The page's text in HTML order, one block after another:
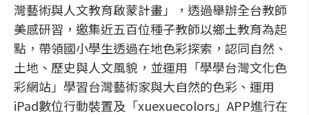
灣藝術與人文教育啟蒙計畫」，透過舉辦全台教師
美感研習，邀集近五百位種子教師以鄉土教育為起
點，帶領國小學生透過在地色彩探索，認同自然、
土地、歷史與人文風貌，並運用「學學台灣文化色
彩網站」學習台灣藝術家與大自然的色彩、運用
iPad數位行動裝置及「xuexuecolors」APP進行在